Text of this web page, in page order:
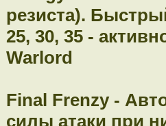
резиста).
25, 30, 35 -
Warlord
Final Frenzy -
силы атаки при